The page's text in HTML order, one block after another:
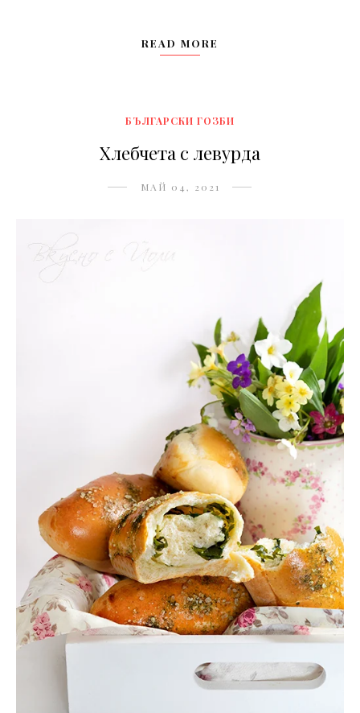
READ MORE
БЪЛГАРСКИ ГОЗБИ
Хлебчета с левурда
МАЙ 04, 2021